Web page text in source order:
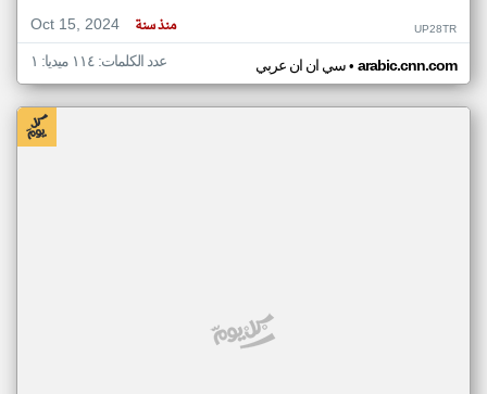
Oct 15, 2024
منذ سنة UP28TR
سي ان ان عربي• arabic.cnn.com عدد الكلمات: ١١٤ ميديا: ١